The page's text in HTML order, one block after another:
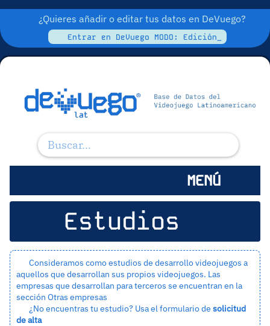
¿Quieres añadir o editar tus datos en DeVuego?
Entrar en DeVuego MODO: Edición_
MENÚ
Estudios
Consideramos como estudios de desarrollo videojuegos a
aquellos que desarrollan sus propios videojuegos. Las
empresas que desarrollan para terceros se encuentran en la
sección Otras empresas
¿No encuentras tu estudio? Usa el formulario de solicitud
de alta